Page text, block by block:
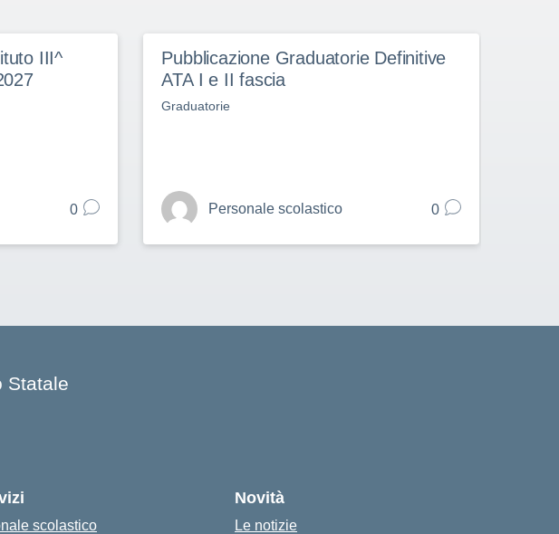
III^
0
Pubblicazione Graduatorie Definitive
ATA I e II fascia
Graduatorie
Personale scolastico 0
Statale
scolastico
Novità
Le notizie